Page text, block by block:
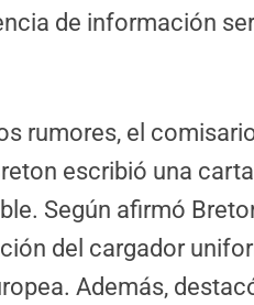
de información
rumores, el
escribió una
Según afirmó
del cargador
Además,